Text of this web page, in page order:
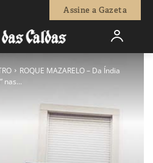
Assine a Gazeta
ROQUE MAZARELO – Da Índia
nas...